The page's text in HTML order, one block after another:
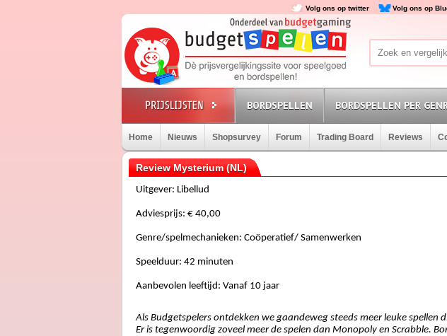
Volg ons op twitter Volg ons op
BORDSPELLEN BORDSPELLEN PER
Home Nieuws Shopsurvey Forum Trading Board Reviews
Review Mysterium (NL)
Uitgever: Libellud
Adviesprijs: € 40,00
Genre/spelmechanieken: Coöperatief/ Samenwerken
Speelduur: 42 minuten
Aanbevolen leeftijd: Vanaf 10 jaar
Als Budgetspelers ontdekken we gaandeweg steeds meer leuke spellen
Er is tegenwoordig zoveel meer de spelen dan Monopoly en Scrabble.